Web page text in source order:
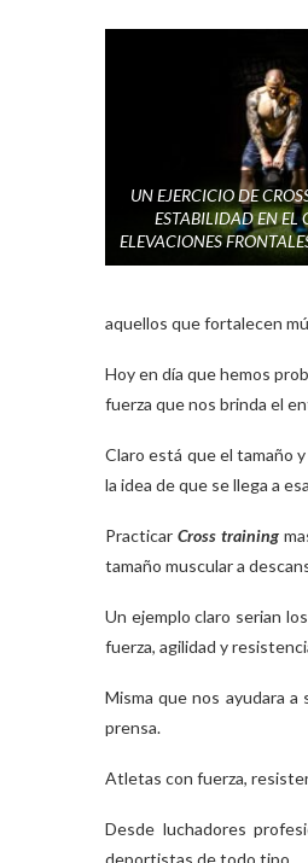
UN EJERCICIO DE
ESTABILIDAD EN EL
ELEVACIONES
aquellos que fortalecen
Hoy en día que hemos
fuerza que nos brinda el
Claro está que el tamaño
la idea de que se llega a
Practicar Cross training
tamaño muscular a
Un ejemplo claro serian
fuerza, agilidad y
Misma que nos ayudara
prensa.
Atletas con fuerza,
Desde luchadores
deportistas de todo tipo.